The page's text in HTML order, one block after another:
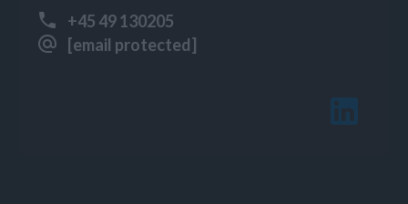
+45 49 130205
[email protected]